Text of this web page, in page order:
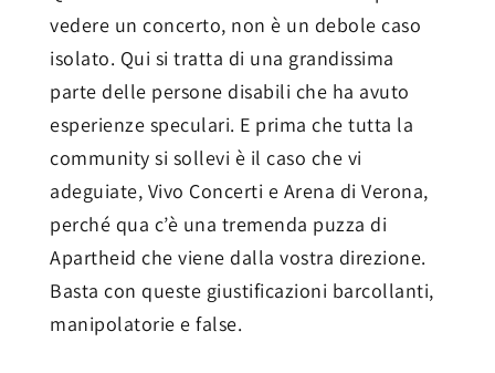
vedere un concerto, non è un debole caso
isolato. Qui si tratta di una grandissima
parte delle persone disabili che ha avuto
esperienze speculari. E prima che tutta la
community si sollevi è il caso che vi
adeguiate, Vivo Concerti e Arena di Verona,
perché qua c’è una tremenda puzza di
Apartheid che viene dalla vostra direzione.
Basta con queste giustificazioni barcollanti,
manipolatorie e false.